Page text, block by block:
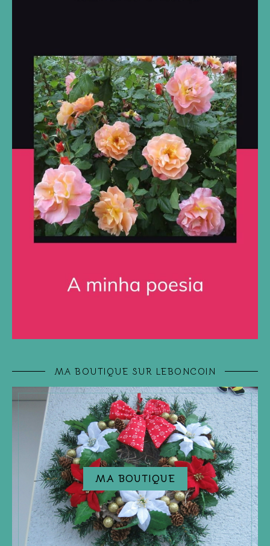
MA BOUTIQUE SUR LEBONCOIN
MA BOUTIQUE